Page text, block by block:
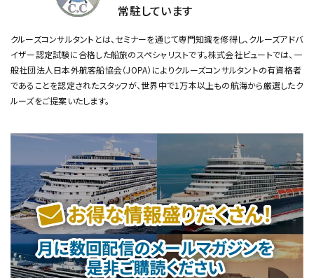
常駐しています
クルーズコンサルタントとは、セミナーを通じて専門知識を修得し、クルーズアドバ
イザー認定試験に合格した船旅のスペシャリストです。株式会社ビュートでは、一
般社団法人日本外航客船協会（JOPA）によりクルーズコンサルタントの有資格者
であることを認定されたスタッフが、世界中で1万本以上もの航海から厳選したク
ルーズをご提案いたします。